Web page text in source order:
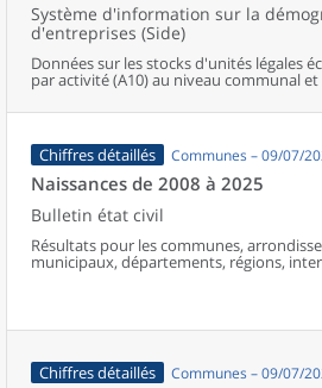
Système d'information sur la
d'entreprises (Side)
Données sur les stocks d'unités légales
par activité (A10) au niveau communal
Chiffres détaillés Communes – 09/07/
Naissances de 2008 à 2025
Bulletin état civil
Résultats pour les communes,
municipaux, départements, régions,
d’emploi, bassins de vie, unités urbaines
Chiffres détaillés Communes – 09/07/